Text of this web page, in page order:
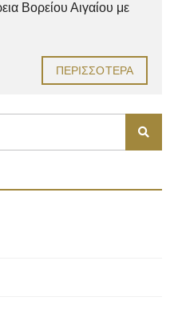
Βορείου Αιγαίου με
ΠΕΡΙΣΣΌΤΕΡΑ